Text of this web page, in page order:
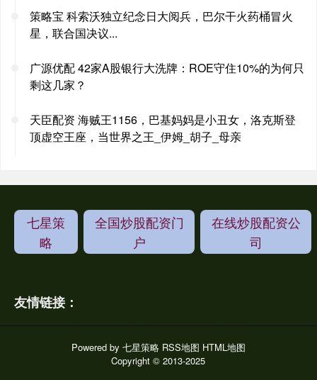
策略宝 科索沃独立纪念日大阅兵，巴尔干火药桶冒火
星，联合国决议...
广源优配 42家A股银行大洗牌：ROE守住10%的为何只
剩这几家？
天臣配资 海贼王1156，巴基妈妈是小丑女，洛克斯登
顶虚空王座，当世界之王_伊姆_胡子_母亲
七星策
略
全国炒股配资门
户
在线炒股配资公
司
友情链接：
Powered by 七星策略 RSS地图 HTML地图
Copyright© 2013-2025